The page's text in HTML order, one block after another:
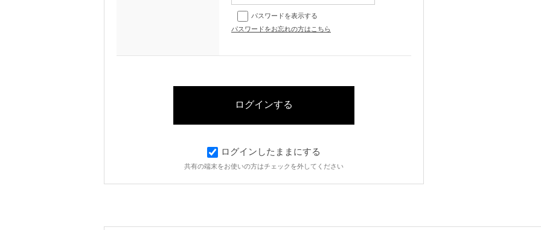
パスワードを表示する
パスワードをお忘れの方はこちら
ログインしたままにする
共有の端末をお使いの方はチェックを外してください